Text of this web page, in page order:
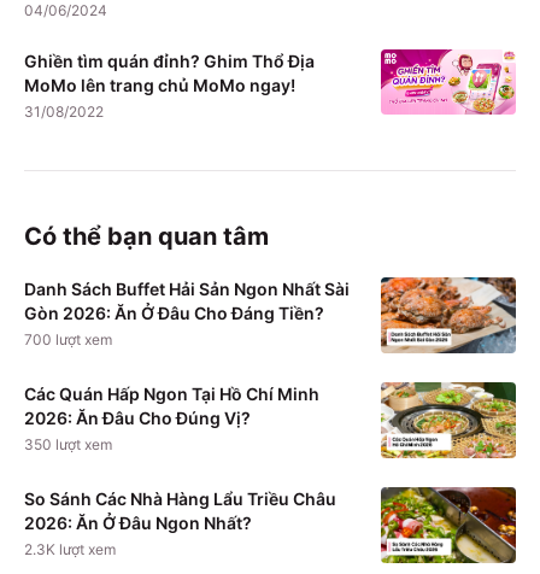
04/06/2024
Ghiền tìm quán đỉnh? Ghim Thổ Địa
MoMo lên trang chủ MoMo ngay!
31/08/2022
Có thể bạn quan tâm
Danh Sách Buffet Hải Sản Ngon Nhất Sài
Gòn 2026: Ăn Ở Đâu Cho Đáng Tiền?
700 lượt xem
Các Quán Hấp Ngon Tại Hồ Chí Minh
2026: Ăn Đâu Cho Đúng Vị?
350 lượt xem
So Sánh Các Nhà Hàng Lẩu Triều Châu
2026: Ăn Ở Đâu Ngon Nhất?
2.3K lượt xem